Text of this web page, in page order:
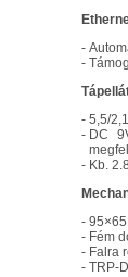
-
-
- 5,5/
- DC
- Kb.
-
- Fém
- Falra
- TRP-